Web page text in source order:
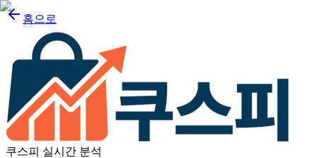
홈으로
쿠스피 실시간 분석